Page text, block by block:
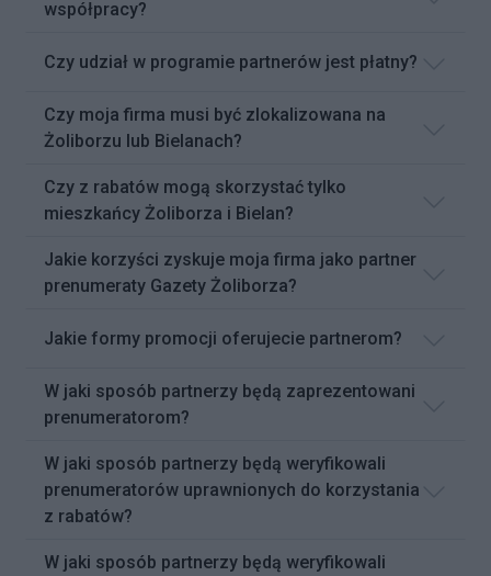
współpracy?
Czy udział w programie partnerów jest płatny?
Czy moja firma musi być zlokalizowana na
Żoliborzu lub Bielanach?
Czy z rabatów mogą skorzystać tylko
mieszkańcy Żoliborza i Bielan?
Jakie korzyści zyskuje moja firma jako partner
prenumeraty Gazety Żoliborza?
Jakie formy promocji oferujecie partnerom?
W jaki sposób partnerzy będą zaprezentowani
prenumeratorom?
W jaki sposób partnerzy będą weryfikowali
prenumeratorów uprawnionych do korzystania
z rabatów?
W jaki sposób partnerzy będą weryfikowali